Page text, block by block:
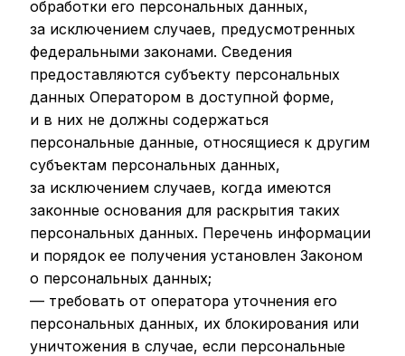
обработки его персональных данных,
за исключением случаев, предусмотренных
федеральными законами. Сведения
предоставляются субъекту персональных
данных Оператором в доступной форме,
и в них не должны содержаться
персональные данные, относящиеся к другим
субъектам персональных данных,
за исключением случаев, когда имеются
законные основания для раскрытия таких
персональных данных. Перечень информации
и порядок ее получения установлен Законом
о персональных данных;
— требовать от оператора уточнения его
персональных данных, их блокирования или
уничтожения в случае, если персональные